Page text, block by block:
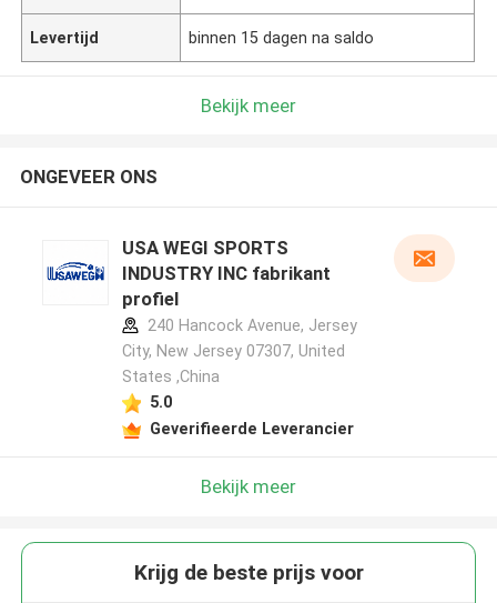
Levertijd binnen 15 dagen na saldo
Bekijk meer
ONGEVEER ONS
USA WEGI SPORTS
INDUSTRY INC fabrikant
profiel
240 Hancock Avenue, Jersey
City, New Jersey 07307, United
States ,China
5.0
Geverifieerde Leverancier
Bekijk meer
Krijg de beste prijs voor